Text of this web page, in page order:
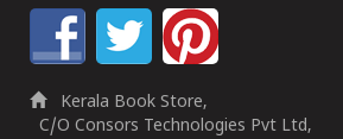
Kerala Book Store,
C/O Consors Technologies Pvt Ltd,